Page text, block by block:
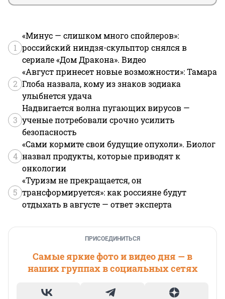
1
«Минус — слишком много спойлеров»:
российский ниндзя-скульптор снялся в
сериале «Дом Дракона». Видео
2
«Август принесет новые возможности»: Тамара
Глоба назвала, кому из знаков зодиака
улыбнется удача
3
Надвигается волна пугающих вирусов —
ученые потребовали срочно усилить
безопасность
4
«Сами кормите свои будущие опухоли». Биолог
назвал продукты, которые приводят к
онкологии
5
«Туризм не прекращается, он
трансформируется»: как россияне будут
отдыхать в августе — ответ эксперта
ПРИСОЕДИНИТЬСЯ
Самые яркие фото и видео дня — в
наших группах в социальных сетях